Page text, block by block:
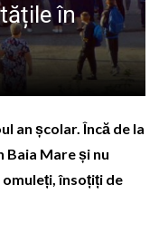
în
an școlar. Încă de la
Mare și nu
însoțiți de